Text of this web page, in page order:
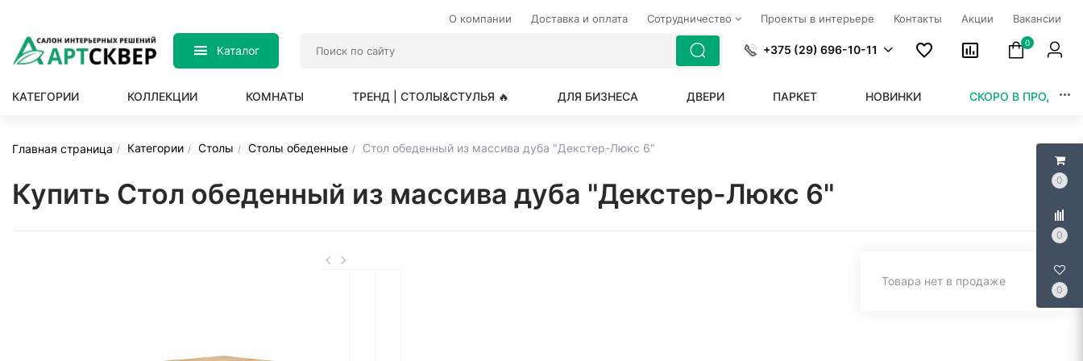
0
0
0
О компании Доставка и оплата Сотрудничество Проекты в интерьере Контакты Акции Вакансии
Каталог +375 (29) 696-10-11
0
КАТЕГОРИИ КОЛЛЕКЦИИ КОМНАТЫ ТРЕНД | СТОЛЫ&СТУЛЬЯ 🔥 ДЛЯ БИЗНЕСА ДВЕРИ ПАРКЕТ НОВИНКИ СКОРО В ПРОДАЖЕ
Главная страница Категории Столы Столы обеденные Стол обеденный из массива дуба "Декстер-Люкс 6"
Купить Стол обеденный из массива дуба "Декстер-Люкс 6"
Товара нет в продаже